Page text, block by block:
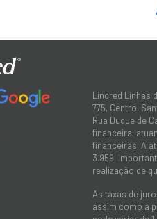
Lincred Linhas
775, Centro,
Rua Duque de
financeira:
financeiras. A
3.959.
realização de
As taxas de
assim como a